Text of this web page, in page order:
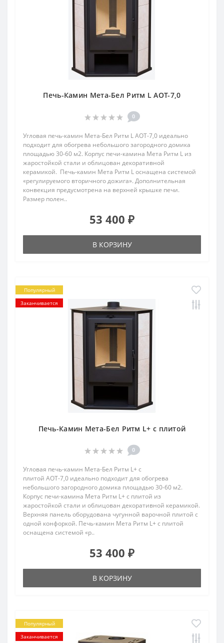
Печь-Камин Мета-Бел Ритм L АОТ-7,0
0
Угловая печь-камин Мета-Бел Ритм L АОТ-7,0 идеально
подходит для обогрева небольшого загородного домика
площадью 30-60 м2. Корпус печи-камина Мета Ритм L из
жаростойкой стали и облицован декоративной
керамикой. Печь-камин Мета Ритм L оснащена системой
«регулируемого вторичного дожига». Дополнительная
конвекция предусмотрена на верхней крышке печи.
Размер полен..
53 400 ₽
В КОРЗИНУ
Популярный
Заканчивается
Печь-Камин Мета-Бел Ритм L+ с плитой
0
Угловая печь-камин Мета-Бел Ритм L+ с
плитой АОТ-7,0 идеально подходит для обогрева
небольшого загородного домика площадью 30-60 м2.
Корпус печи-камина Мета Ритм L+ с плитой из
жаростойкой стали и облицован декоративной керамикой.
Верхняя панель оборудована чугунной варочной плитой с
одной конфоркой. Печь-камин Мета Ритм L+ с плитой
оснащена системой «р..
53 400 ₽
В КОРЗИНУ
Популярный
Заканчивается